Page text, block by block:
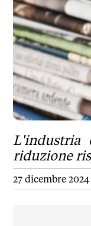
L'industria
riduzione
27 dicembre